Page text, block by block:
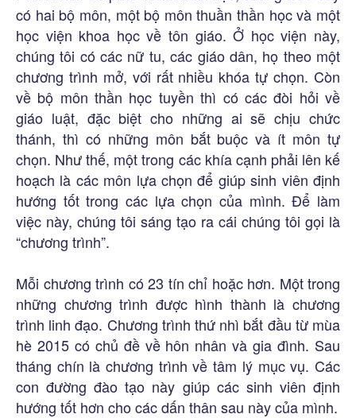
có hai bộ môn, một bộ môn thuần thần học và một
học viện khoa học về tôn giáo. Ở học viện này,
chúng tôi có các nữ tu, các giáo dân, họ theo một
chương trình mở, với rất nhiều khóa tự chọn. Còn
về bộ môn thần học tuyền thì có các đòi hỏi về
giáo luật, đặc biệt cho những ai sẽ chịu chức
thánh, thì có những môn bắt buộc và ít môn tự
chọn. Như thế, một trong các khía cạnh phải lên kế
hoạch là các môn lựa chọn để giúp sinh viên định
hướng tốt trong các lựa chọn của mình. Để làm
việc này, chúng tôi sáng tạo ra cái chúng tôi gọi là
“chương trình”.
Mỗi chương trình có 23 tín chỉ hoặc hơn. Một trong
những chương trình được hình thành là chương
trình linh đạo. Chương trình thứ nhì bắt đầu từ mùa
hè 2015 có chủ đề về hôn nhân và gia đình. Sau
tháng chín là chương trình về tâm lý mục vụ. Các
con đường đào tạo này giúp các sinh viên định
hướng tốt hơn cho các dấn thân sau này của mình.